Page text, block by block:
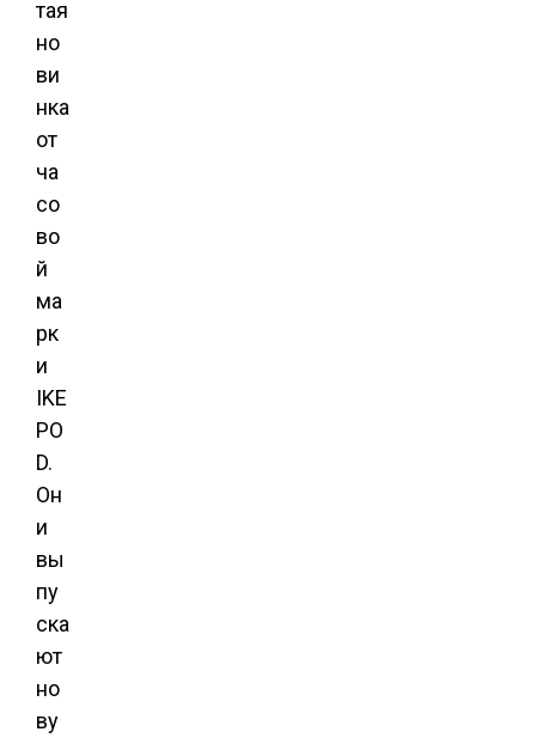
тая
но
ви
нка
от
ча
со
во
й
ма
рк
и
IKE
PO
D.
Он
и
вы
пу
ска
ют
но
ву